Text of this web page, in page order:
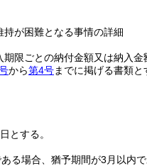
が困難となる事情の詳細
限ごとの納付金額又は納入金
から第4号までに掲げる書類と
とする。
る場合、猶予期間が3月以内